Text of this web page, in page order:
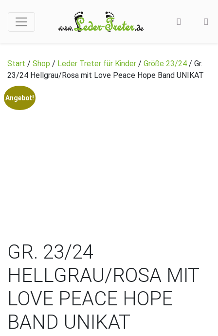
Start / Shop / Leder Treter für Kinder / Größe 23/24 / Gr.
23/24 Hellgrau/Rosa mit Love Peace Hope Band UNIKAT
Angebot!
GR. 23/24
HELLGRAU/ROSA MIT
LOVE PEACE HOPE
BAND UNIKAT